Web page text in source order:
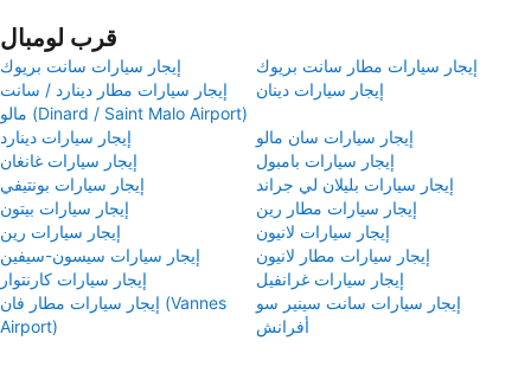
قرب لومبال
إيجار سيارات سانت بريوك
إيجار سيارات مطار سانت بريوك
إيجار سيارات مطار دينارد / سانت
مالو (Dinard / Saint Malo Airport)
إيجار سيارات دينان
إيجار سيارات دينارد
إيجار سيارات سان مالو
إيجار سيارات غانغان
إيجار سيارات بامبول
إيجار سيارات بونتيفي
إيجار سيارات بليلان لي جراند
إيجار سيارات بيتون
إيجار سيارات مطار رين
إيجار سيارات رين
إيجار سيارات لانيون
إيجار سيارات سيسون-سيفين
إيجار سيارات مطار لانيون
إيجار سيارات كارنتوار
إيجار سيارات غرانفيل
إيجار سيارات مطار فان (Vannes
Airport)
إيجار سيارات سانت سينير سو
أفرانش